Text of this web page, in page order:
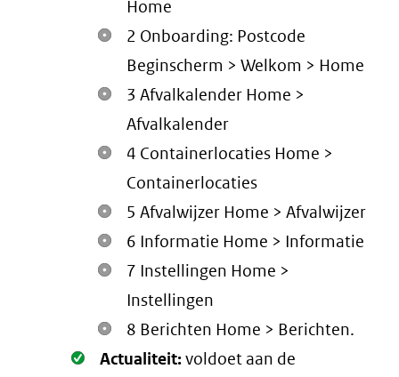
Home
2 Onboarding: Postcode
Beginscherm > Welkom > Home
3 Afvalkalender Home >
Afvalkalender
4 Containerlocaties Home >
Containerlocaties
5 Afvalwijzer Home > Afvalwijzer
6 Informatie Home > Informatie
7 Instellingen Home >
Instellingen
8 Berichten Home > Berichten.
Oké.
Actualiteit:voldoet aan de